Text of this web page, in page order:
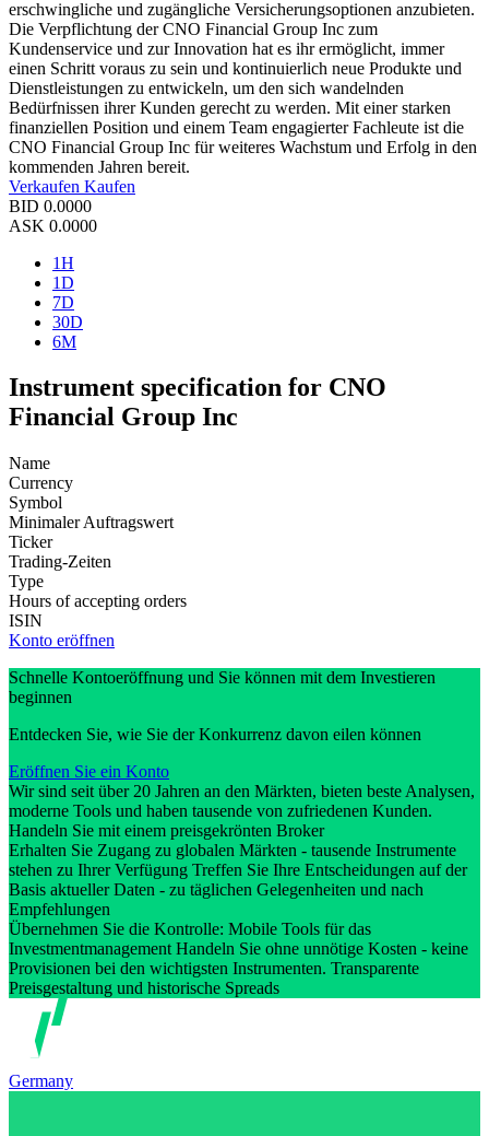
erschwingliche und zugängliche Versicherungsoptionen anzubieten.
Die Verpflichtung der CNO Financial Group Inc zum
Kundenservice und zur Innovation hat es ihr ermöglicht, immer
einen Schritt voraus zu sein und kontinuierlich neue Produkte und
Dienstleistungen zu entwickeln, um den sich wandelnden
Bedürfnissen ihrer Kunden gerecht zu werden. Mit einer starken
finanziellen Position und einem Team engagierter Fachleute ist die
CNO Financial Group Inc für weiteres Wachstum und Erfolg in den
kommenden Jahren bereit.
Verkaufen Kaufen
BID 0.0000
ASK 0.0000
1H
1D
7D
30D
6M
Instrument specification for CNO
Financial Group Inc
Name
Currency
Symbol
Minimaler Auftragswert
Ticker
Trading-Zeiten
Type
Hours of accepting orders
ISIN
Konto eröffnen
Schnelle Kontoeröffnung und Sie können mit dem Investieren
beginnen
Entdecken Sie, wie Sie der Konkurrenz davon eilen können
Eröffnen Sie ein Konto
Wir sind seit über 20 Jahren an den Märkten, bieten beste Analysen,
moderne Tools und haben tausende von zufriedenen Kunden.
Handeln Sie mit einem preisgekrönten Broker
Erhalten Sie Zugang zu globalen Märkten - tausende Instrumente
stehen zu Ihrer Verfügung Treffen Sie Ihre Entscheidungen auf der
Basis aktueller Daten - zu täglichen Gelegenheiten und nach
Empfehlungen
Übernehmen Sie die Kontrolle: Mobile Tools für das
Investmentmanagement Handeln Sie ohne unnötige Kosten - keine
Provisionen bei den wichtigsten Instrumenten. Transparente
Preisgestaltung und historische Spreads
Germany